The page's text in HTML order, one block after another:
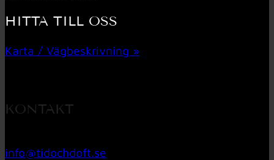
HITTA TILL OSS
Karta / Vägbeskrivning »
KONTAKT
info@tidochdoft.se